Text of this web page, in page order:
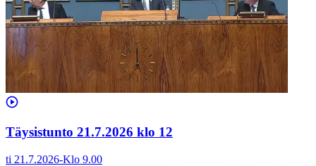
Täysistunto 21.7.2026 klo 12
ti 21.7.2026-Klo 9.00